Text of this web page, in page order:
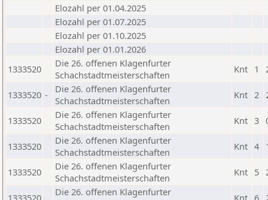
Elozahl per 01.04.2025
Elozahl per 01.07.2025
Elozahl per 01.10.2025
Elozahl per 01.01.2026
1333520
Die 26. offenen Klagenfurter
Schachstadtmeisterschaften
Knt 1
1333520 -
Die 26. offenen Klagenfurter
Schachstadtmeisterschaften
Knt 2
1333520
Die 26. offenen Klagenfurter
Schachstadtmeisterschaften
Knt 3
1333520
Die 26. offenen Klagenfurter
Schachstadtmeisterschaften
Knt 4
1333520
Die 26. offenen Klagenfurter
Schachstadtmeisterschaften
Knt 5
1333520
Die 26. offenen Klagenfurter
Knt 6